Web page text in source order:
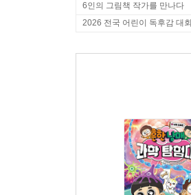
6인의 그림책 작가를 만나다
2026 전국 어린이 독후감 대회